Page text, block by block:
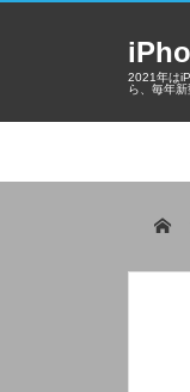
2021年は
ら、毎年